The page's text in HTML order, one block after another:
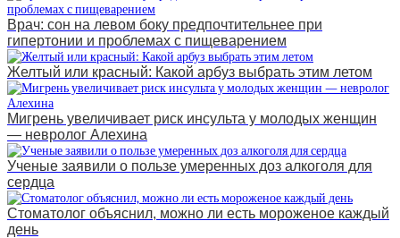
Врач: сон на левом боку предпочтительнее при
гипертонии и проблемах с пищеварением
Желтый или красный: Какой арбуз выбрать этим летом
Мигрень увеличивает риск инсульта у молодых женщин
— невролог Алехина
Ученые заявили о пользе умеренных доз алкоголя для
сердца
Стоматолог объяснил, можно ли есть мороженое каждый
день